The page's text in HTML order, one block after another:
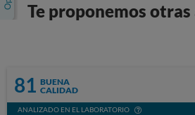
Te proponemos
81 BUENA
CALIDAD
ANALIZADO EN EL LABORATORIO